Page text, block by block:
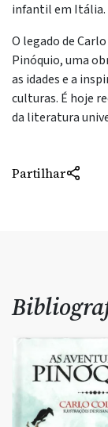
infantil em Itália.
O legado de
Pinóquio, uma
as idades e a
culturas. É hoje
da literatura
Partilhar